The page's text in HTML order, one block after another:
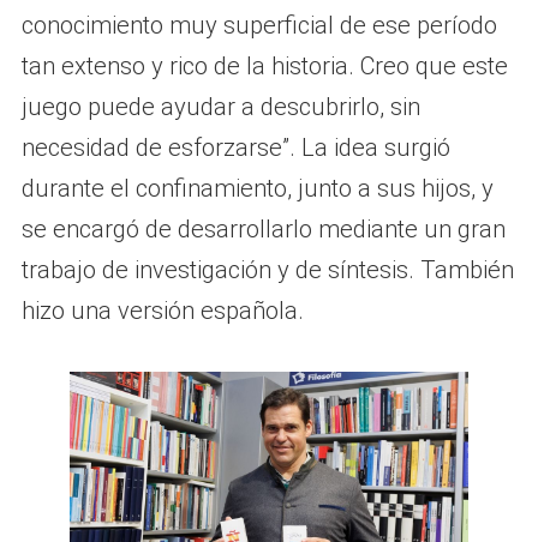
conocimiento muy superficial de ese período
tan extenso y rico de la historia. Creo que este
juego puede ayudar a descubrirlo, sin
necesidad de esforzarse”. La idea surgió
durante el confinamiento, junto a sus hijos, y
se encargó de desarrollarlo mediante un gran
trabajo de investigación y de síntesis. También
hizo una versión española.